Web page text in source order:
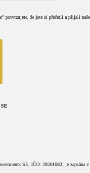
potvrzujete, že jste si přečetli a přijali
SE
SE, IČO: 29261082, je zapsána